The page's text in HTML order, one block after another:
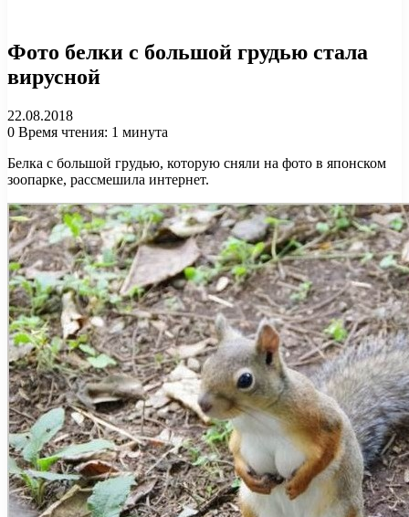
Фото белки с большой грудью стала
вирусной
22.08.2018
0 Время чтения: 1 минута
Белка с большой грудью, которую сняли на фото в японском
зоопарке, рассмешила интернет.